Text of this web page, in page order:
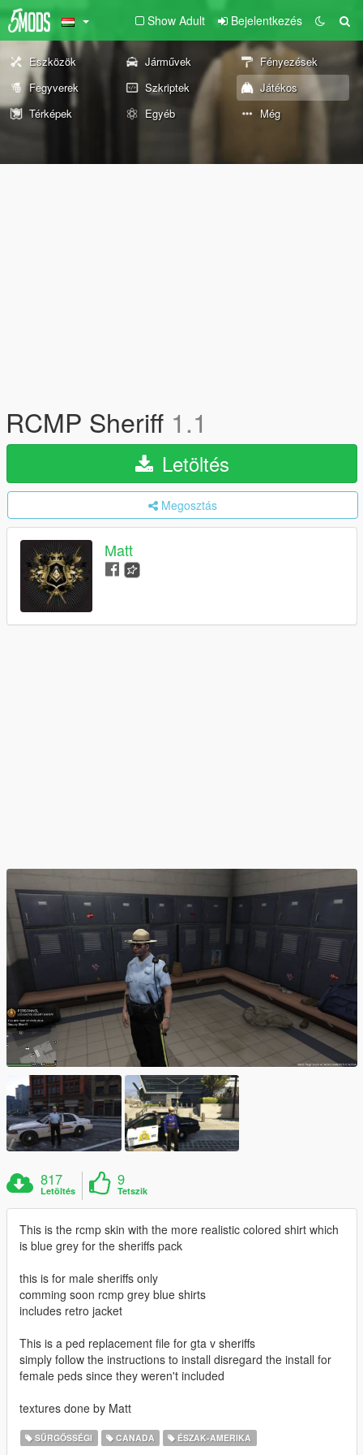
Show Adult Bejelentkezés
Eszközök Járművek
Fényezések
Fegyverek
Szkriptek
Játékos
Térképek
Egyéb Még
RCMP Sheriff 1.1
Letöltés
Megosztás
Matt
817
Letöltés
9
Tetszik
This is the rcmp skin with the more realistic colored shirt which
is blue grey for the sheriffs pack
this is for male sheriffs only
comming soon rcmp grey blue shirts
includes retro jacket
This is a ped replacement file for gta v sheriffs
simply follow the instructions to install disregard the install for
female peds since they weren't included
textures done by Matt
SŰRGŐSSÉGI CANADA ÉSZAK-AMERIKA